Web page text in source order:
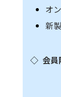
オ
新
会員